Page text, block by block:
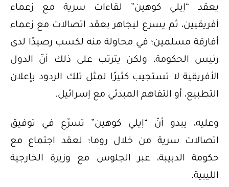
يعقد “إيلي كوهين” لقاءات سرية مع زعماء
أفريقيين، ثم يسرع ليجاهر بعقد اتصالات مع زعماء
أفارقة مسلمين؛ في محاولة منه لكسب رصيدًا لدى
رئيس الحكومة، ولكن يترتب على ذلك أنّ الدول
الأفريقية لا تستجيب كثيرًا لمثل تلك الردود بإعلان
التطبيع، أو التفاهم المبدئي مع إسرائيل.
وعليه، يبدو أنّ “إيلي كوهين” تسرّع في توفيق
اتصالات سرية من خلال روما؛ لعقد اجتماع مع
حكومة الدبيبة، عبر الجلوس مع وزيرة الخارجية
الليبية.